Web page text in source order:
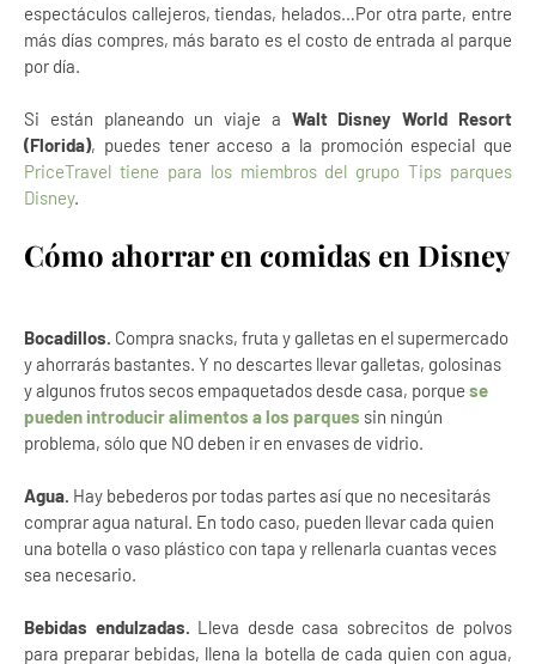
espectáculos callejeros, tiendas, helados…Por otra parte, entre
más días compres, más barato es el costo de entrada al parque
por día.
Si están planeando un viaje a Walt Disney World Resort
(Florida), puedes tener acceso a la promoción especial que
PriceTravel tiene para los miembros del grupo Tips parques
Disney.
Cómo ahorrar en comidas en Disney
Bocadillos. Compra snacks, fruta y galletas en el supermercado
y ahorrarás bastantes. Y no descartes llevar galletas, golosinas
y algunos frutos secos empaquetados desde casa, porque se
pueden introducir alimentos a los parques sin ningún
problema, sólo que NO deben ir en envases de vidrio.
Agua. Hay bebederos por todas partes así que no necesitarás
comprar agua natural. En todo caso, pueden llevar cada quien
una botella o vaso plástico con tapa y rellenarla cuantas veces
sea necesario.
Bebidas endulzadas. Lleva desde casa sobrecitos de polvos
para preparar bebidas, llena la botella de cada quien con agua,